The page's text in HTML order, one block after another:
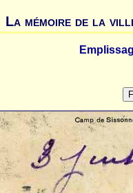
La mémoire de la